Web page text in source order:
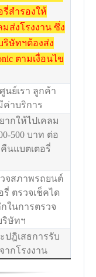
สำรองให้
ส่งโรงงาน ซึ่ง
ริษัทฯต้องส่ง
ตามเงื่อนไข
ย์เรา ลูกค้า
ค่าบริการ
กให้ไปเคลม
500 บาท ต่อ
นแบตเตอรี่
จสภาพรถยนต์
ตรวจเช็คได
ในการตรวจ
ริษัทฯ
ฎิเสธการรับ
ากโรงงาน